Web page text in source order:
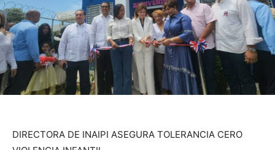
DIRECTORA DE INAIPI ASEGURA TOLERANCIA CERO